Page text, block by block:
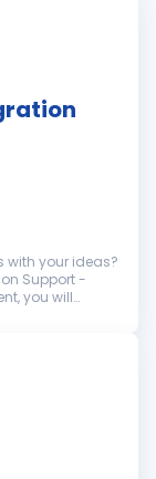
with your ideas?